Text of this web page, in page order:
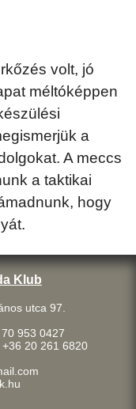
volt, jó
méltóképpen
a
A meccs
a taktikai
hogy
Klub
utca 97.
953 0427
20 261 6820